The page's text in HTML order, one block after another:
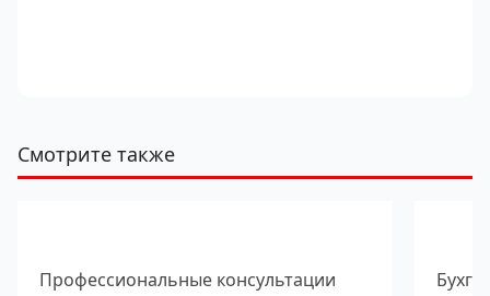
Смотрите также
Профессиональные консультации